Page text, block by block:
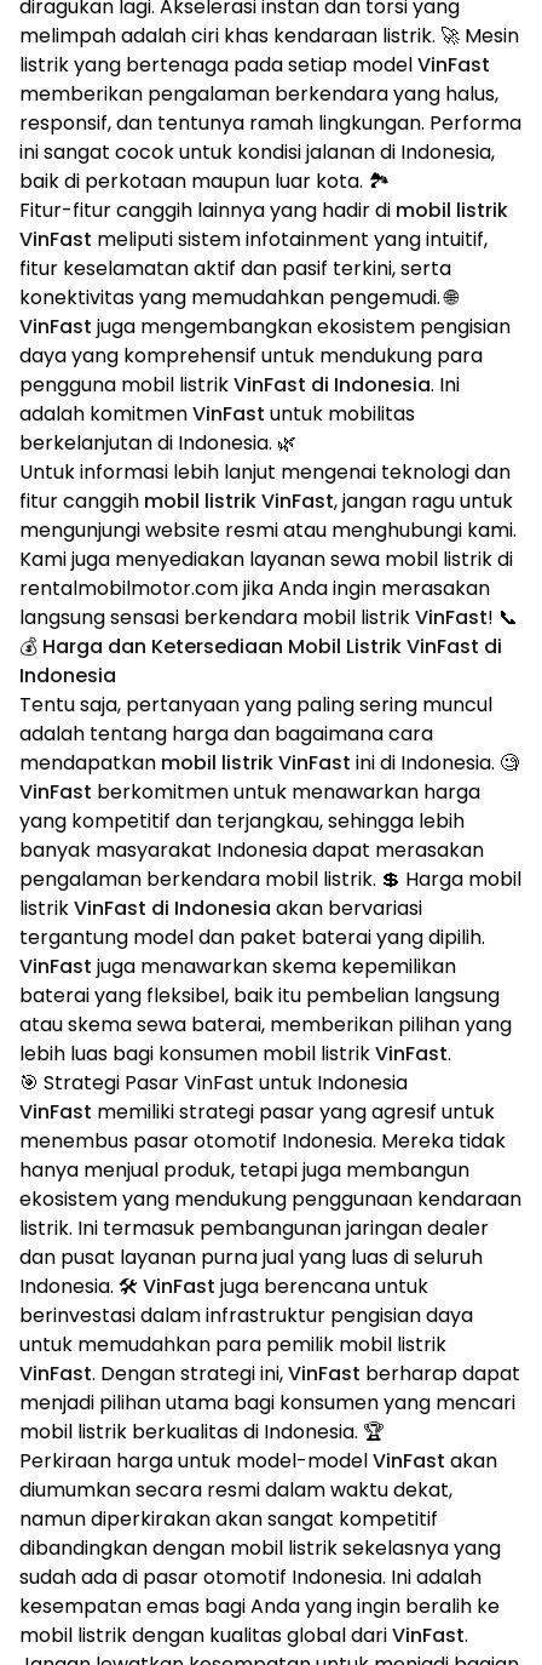
diragukan lagi. Akselerasi instan dan torsi yang
melimpah adalah ciri khas kendaraan listrik. 🚀 Mesin
listrik yang bertenaga pada setiap modelVinFast
memberikan pengalaman berkendara yang halus,
responsif, dan tentunya ramah lingkungan. Performa
ini sangat cocok untuk kondisi jalanan di Indonesia,
baik di perkotaan maupun luar kota. 🏞️
Fitur-fitur canggih lainnya yang hadir di mobil listrik
VinFast meliputi sistem infotainment yang intuitif,
fitur keselamatan aktif dan pasif terkini, serta
konektivitas yang memudahkan pengemudi. 🌐
VinFast juga mengembangkan ekosistem pengisian
daya yang komprehensif untuk mendukung para
pengguna mobil listrikVinFast di Indonesia. Ini
adalah komitmenVinFast untuk mobilitas
berkelanjutan di Indonesia. 🌿
Untuk informasi lebih lanjut mengenai teknologi dan
fitur canggih mobil listrik VinFast, jangan ragu untuk
mengunjungi website resmi atau menghubungi kami.
Kami juga menyediakan layanan sewa mobil listrik di
rentalmobilmotor.com jika Anda ingin merasakan
langsung sensasi berkendara mobil listrikVinFast! 📞
💰 Harga dan Ketersediaan Mobil Listrik VinFast di
Indonesia
Tentu saja, pertanyaan yang paling sering muncul
adalah tentang harga dan bagaimana cara
mendapatkan mobil listrik VinFast ini di Indonesia. 🧐
VinFast berkomitmen untuk menawarkan harga
yang kompetitif dan terjangkau, sehingga lebih
banyak masyarakat Indonesia dapat merasakan
pengalaman berkendara mobil listrik. 💲 Harga mobil
listrikVinFast di Indonesia akan bervariasi
tergantung model dan paket baterai yang dipilih.
VinFast juga menawarkan skema kepemilikan
baterai yang fleksibel, baik itu pembelian langsung
atau skema sewa baterai, memberikan pilihan yang
lebih luas bagi konsumen mobil listrikVinFast.
🎯 Strategi Pasar VinFast untuk Indonesia
VinFast memiliki strategi pasar yang agresif untuk
menembus pasar otomotif Indonesia. Mereka tidak
hanya menjual produk, tetapi juga membangun
ekosistem yang mendukung penggunaan kendaraan
listrik. Ini termasuk pembangunan jaringan dealer
dan pusat layanan purna jual yang luas di seluruh
Indonesia. 🛠️ VinFast juga berencana untuk
berinvestasi dalam infrastruktur pengisian daya
untuk memudahkan para pemilik mobil listrik
VinFast. Dengan strategi ini,VinFast berharap dapat
menjadi pilihan utama bagi konsumen yang mencari
mobil listrik berkualitas di Indonesia. 🏆
Perkiraan harga untuk model-modelVinFast akan
diumumkan secara resmi dalam waktu dekat,
namun diperkirakan akan sangat kompetitif
dibandingkan dengan mobil listrik sekelasnya yang
sudah ada di pasar otomotif Indonesia. Ini adalah
kesempatan emas bagi Anda yang ingin beralih ke
mobil listrik dengan kualitas global dariVinFast.